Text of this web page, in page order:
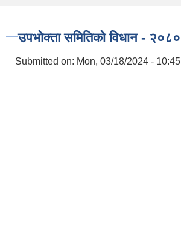
उपभाेक्ता समितिको विधान - २०८०
Submitted on: Mon, 03/18/2024 - 10:45